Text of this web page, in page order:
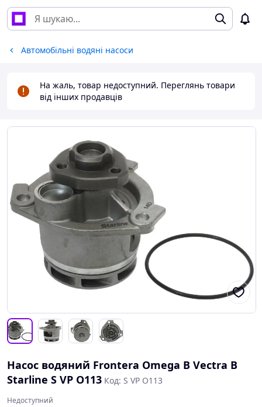
Автомобільні водяні насоси
На жаль, товар недоступний. Переглянь товари
від інших продавців
Насос водяний Frontera Omega B Vectra B
Starline S VP O113 Код: S VP O113
Недоступний